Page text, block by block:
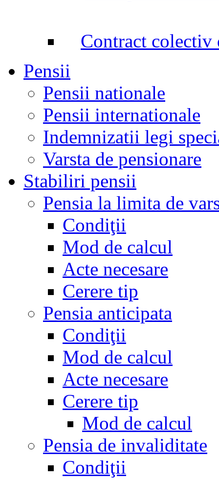
Contract colectiv
Pensii
Pensii nationale
Pensii internationale
Indemnizatii legi
Varsta de pensionare
Stabiliri pensii
Pensia la limita de
Condiţii
Mod de calcul
Acte necesare
Cerere tip
Pensia anticipata
Condiţii
Mod de calcul
Acte necesare
Cerere tip
Mod de calcul
Pensia de invaliditate
Condiţii